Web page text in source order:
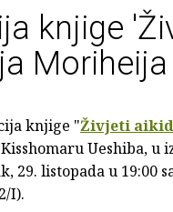
knjige
Moriheija
knjige "Živjeti
Ueshiba, u
29. listopada u 19:00
I).